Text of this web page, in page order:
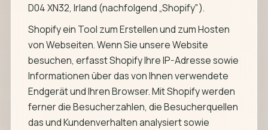
D04 XN32, Irland (nachfolgend „Shopify").
Shopify ein Tool zum Erstellen und zum Hosten
von Webseiten. Wenn Sie unsere Website
besuchen, erfasst Shopify Ihre IP-Adresse sowie
Informationen über das von Ihnen verwendete
Endgerät und Ihren Browser. Mit Shopify werden
ferner die Besucherzahlen, die Besucherquellen
das und Kundenverhalten analysiert sowie